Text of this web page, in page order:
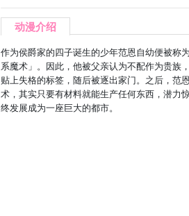
动漫介绍
作为侯爵家的四子诞生的少年范恩自幼便被称
系魔术」。因此，他被父亲认为不配作为贵族
贴上失格的标签，随后被逐出家门。之后，范
术，其实只要有材料就能生产任何东西，潜力
终发展成为一座巨大的都市。